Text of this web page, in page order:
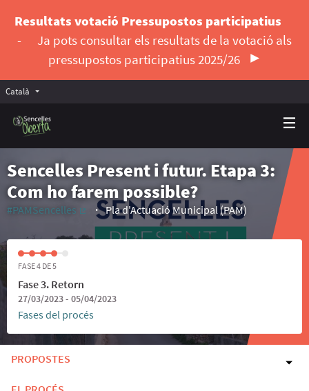
Resultats votació Pressupostos participatius
-
Ja pots consultar els resultats de la votació als
pressupostos participatius 2025/26
Català Triar la llengua
Sencelles Present i futur. Etapa 3:
Com ho farem possible?
#PAMSencelles
(Enllaç extern)
Pla d'Actuació Municipal (PAM)
FASE 4 DE 5
Fase 3. Retorn
27/03/2023 - 05/04/2023
Fases del procés
PROPOSTES